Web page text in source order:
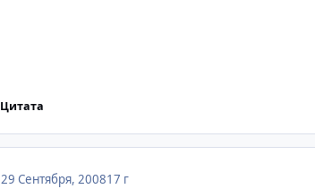
Цитата
29 Сентября, 200817 г